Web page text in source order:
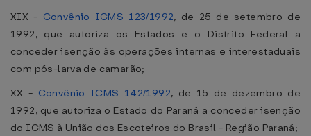
XIX - Convênio ICMS 123/1992, de 25 de setembro de
1992, que autoriza os Estados e o Distrito Federal a
conceder isenção às operações internas e interestaduais
com pós-larva de camarão;
XX - Convênio ICMS 142/1992, de 15 de dezembro de
1992, que autoriza o Estado do Paraná a conceder isenção
do ICMS à União dos Escoteiros do Brasil - Região Paraná;